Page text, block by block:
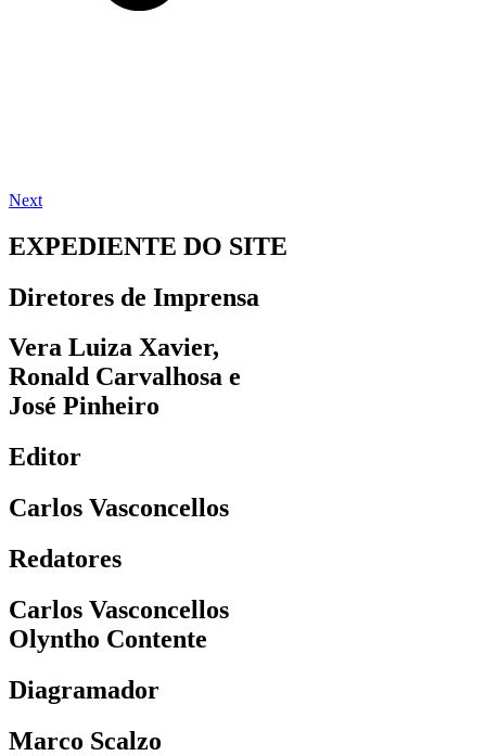
Next
EXPEDIENTE DO SITE
Diretores de Imprensa
Vera Luiza Xavier,
Ronald Carvalhosa e
José Pinheiro
Editor
Carlos Vasconcellos
Redatores
Carlos Vasconcellos
Olyntho Contente
Diagramador
Marco Scalzo